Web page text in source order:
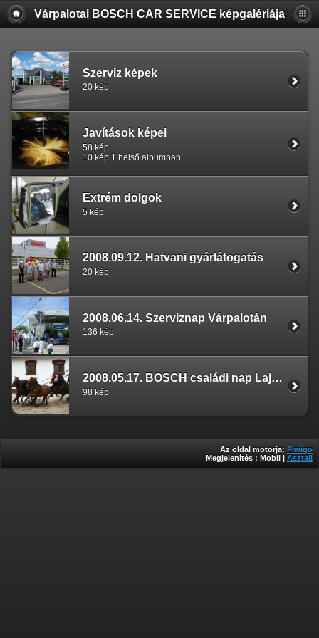
Várpalotai BOSCH CAR SERVICE képgalériája
Szerviz képek
20 kép
Javítások képei
58 kép
10 kép 1 belső albumban
Extrém dolgok
5 kép
2008.09.12. Hatvani gyárlátogatás
20 kép
2008.06.14. Szerviznap Várpalotán
136 kép
2008.05.17. BOSCH családi nap Lajosmizse
98 kép
Az oldal motorja: Piwigo
Megjelenítés : Mobil | Asztali